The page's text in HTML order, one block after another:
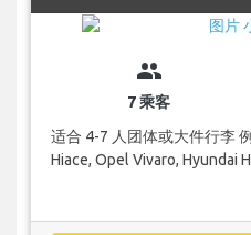
group
7 乘客
适合 4-7 人团体或大件行李
Hiace, Opel Vivaro, Hyundai